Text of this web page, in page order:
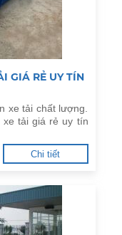
GIÁ RẺ UY TÍN
xe tải chất lượng.
xe tải giá rẻ uy tín
Chi tiết